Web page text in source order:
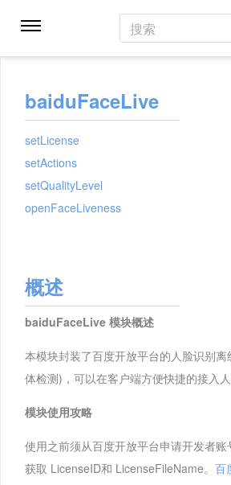
搜索
baiduFaceLive
setLicense
setActions
setQualityLevel
openFaceLiveness
概述
baiduFaceLive 模块概述
本模块封装了百度开放平台的人脸识别
体检测)，可以在客户端方便快捷的接入人
模块使用攻略
使用之前须从百度开放平台申请开发者账
获取 LicenseID和 LicenseFileName。 百